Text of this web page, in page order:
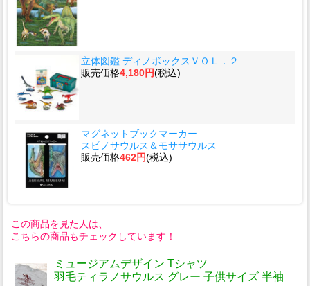
立体図鑑 ディノボックスＶＯＬ．２
販売価格4,180円(税込)
マグネットブックマーカー
スピノサウルス＆モササウルス
販売価格462円(税込)
この商品を見た人は、
こちらの商品もチェックしています！
ミュージアムデザイン Tシャツ
羽毛ティラノサウルス グレー 子供サイズ 半袖